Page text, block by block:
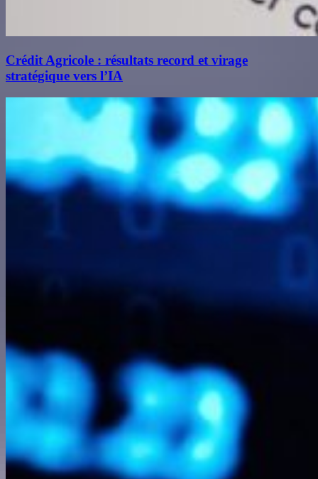
Crédit Agricole : résultats record et virage
stratégique vers l’IA